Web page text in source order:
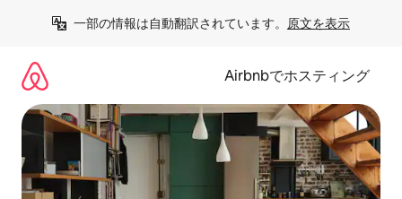
一部の情報は自動翻訳されています。 原文を表示
Airbnbでホスティング